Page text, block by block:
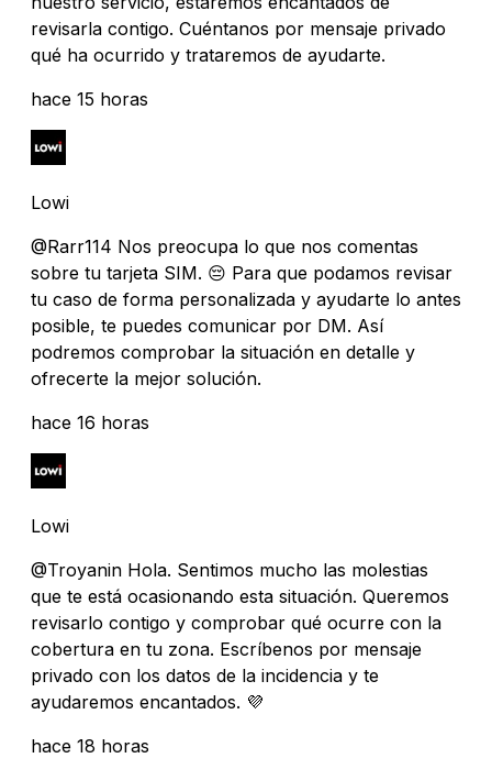
revisarla contigo. Cuéntanos por mensaje privado
qué ha ocurrido y trataremos de ayudarte.
hace 15 horas
Lowi
@Rarr114 Nos preocupa lo que nos comentas
sobre tu tarjeta SIM. 😔 Para que podamos revisar
tu caso de forma personalizada y ayudarte lo antes
posible, te puedes comunicar por DM. Así
podremos comprobar la situación en detalle y
ofrecerte la mejor solución.
hace 16 horas
Lowi
@Troyanin Hola. Sentimos mucho las molestias
que te está ocasionando esta situación. Queremos
revisarlo contigo y comprobar qué ocurre con la
cobertura en tu zona. Escríbenos por mensaje
privado con los datos de la incidencia y te
ayudaremos encantados. 💜
hace 18 horas